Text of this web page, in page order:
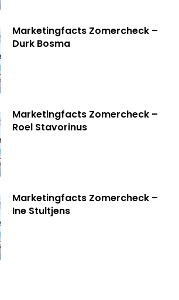
Marketingfacts Zomercheck –
Durk Bosma
Marketingfacts Zomercheck –
Roel Stavorinus
Marketingfacts Zomercheck –
Ine Stultjens